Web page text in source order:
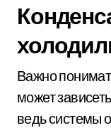
Важно
может
ведь системы